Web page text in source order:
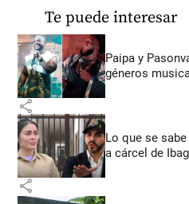
Te puede interesar
Paipa y
géneros
share
Lo que se
a cárcel de
share